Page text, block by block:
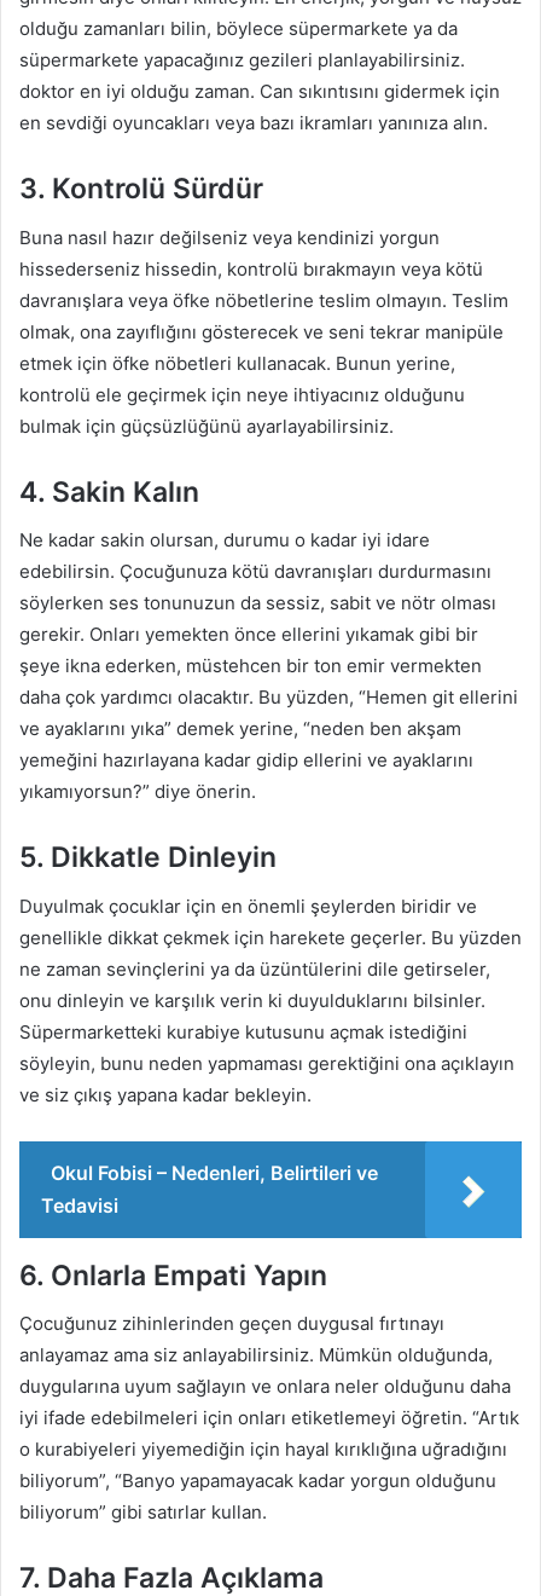
olduğu zamanları bilin, böylece süpermarkete ya da
süpermarkete yapacağınız gezileri planlayabilirsiniz.
doktor en iyi olduğu zaman. Can sıkıntısını gidermek için
en sevdiği oyuncakları veya bazı ikramları yanınıza alın.
3. Kontrolü Sürdür
Buna nasıl hazır değilseniz veya kendinizi yorgun
hissederseniz hissedin, kontrolü bırakmayın veya kötü
davranışlara veya öfke nöbetlerine teslim olmayın. Teslim
olmak, ona zayıflığını gösterecek ve seni tekrar manipüle
etmek için öfke nöbetleri kullanacak. Bunun yerine,
kontrolü ele geçirmek için neye ihtiyacınız olduğunu
bulmak için güçsüzlüğünü ayarlayabilirsiniz.
4. Sakin Kalın
Ne kadar sakin olursan, durumu o kadar iyi idare
edebilirsin. Çocuğunuza kötü davranışları durdurmasını
söylerken ses tonunuzun da sessiz, sabit ve nötr olması
gerekir. Onları yemekten önce ellerini yıkamak gibi bir
şeye ikna ederken, müstehcen bir ton emir vermekten
daha çok yardımcı olacaktır. Bu yüzden, “Hemen git ellerini
ve ayaklarını yıka” demek yerine, “neden ben akşam
yemeğini hazırlayana kadar gidip ellerini ve ayaklarını
yıkamıyorsun?” diye önerin.
5. Dikkatle Dinleyin
Duyulmak çocuklar için en önemli şeylerden biridir ve
genellikle dikkat çekmek için harekete geçerler. Bu yüzden
ne zaman sevinçlerini ya da üzüntülerini dile getirseler,
onu dinleyin ve karşılık verin ki duyulduklarını bilsinler.
Süpermarketteki kurabiye kutusunu açmak istediğini
söyleyin, bunu neden yapmaması gerektiğini ona açıklayın
ve siz çıkış yapana kadar bekleyin.
Okul Fobisi – Nedenleri, Belirtileri ve
Tedavisi
6. Onlarla Empati Yapın
Çocuğunuz zihinlerinden geçen duygusal fırtınayı
anlayamaz ama siz anlayabilirsiniz. Mümkün olduğunda,
duygularına uyum sağlayın ve onlara neler olduğunu daha
iyi ifade edebilmeleri için onları etiketlemeyi öğretin. “Artık
o kurabiyeleri yiyemediğin için hayal kırıklığına uğradığını
biliyorum”, “Banyo yapamayacak kadar yorgun olduğunu
biliyorum” gibi satırlar kullan.
7. Daha Fazla Açıklama